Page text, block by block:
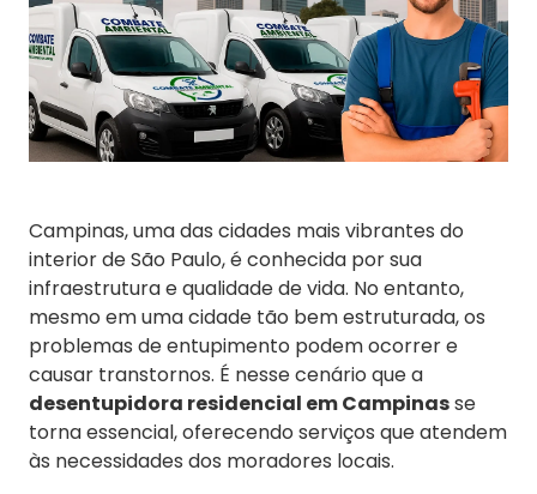
Campinas, uma das cidades mais vibrantes do
interior de São Paulo, é conhecida por sua
infraestrutura e qualidade de vida. No entanto,
mesmo em uma cidade tão bem estruturada, os
problemas de entupimento podem ocorrer e
causar transtornos. É nesse cenário que a
desentupidora residencial em Campinasse
torna essencial, oferecendo serviços que atendem
às necessidades dos moradores locais.